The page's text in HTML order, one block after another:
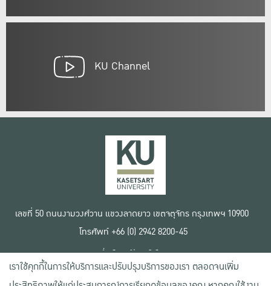
KU Channel
เลขที่ 50 ถนนงามวงศ์วาน แขวงลาดยาว เขตจตุจักร กรุงเทพฯ 10900
โทรศัพท์ +66 (0) 2942 8200-45
เงื่อนไขการใช้งานเว็บไซต์
ข้อตกลงด้านสิทธิ์ใช้งาน
นโยบายความเป็นส่วนตัว
เราใช้คุกกี้ในการให้บริการและปรับปรุงบริการของเรา ตลอดจนเพิ่ม